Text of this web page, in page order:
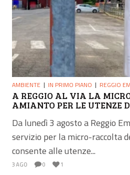
AMBIENTE IN PRIMO PIANO REGGIO
A REGGIO AL VIA LA
AMIANTO PER LE UTENZE
Da lunedì 3 agosto a Reggio
servizio per la micro-raccolta
consente alle utenze...
3 AGO 0 1